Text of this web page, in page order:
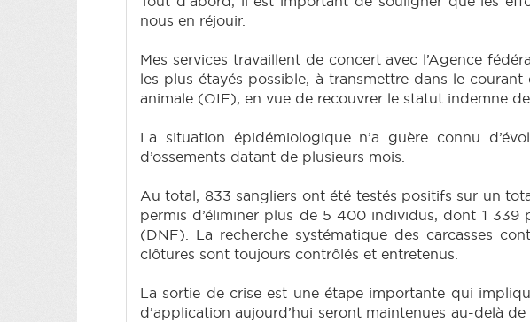
nous en réjouir.
Mes services travaillent de concert avec l’Agence
les plus étayés possible, à transmettre dans le
animale (OIE), en vue de recouvrer le statut indemne de
La situation épidémiologique n’a guère connu
d’ossements datant de plusieurs mois.
Au total, 833 sangliers ont été testés positifs sur un
permis d’éliminer plus de 5 400 individus, dont 1
(DNF). La recherche systématique des carcasses
clôtures sont toujours contrôlés et entretenus.
La sortie de crise est une étape importante qui
d’application aujourd’hui seront maintenues au-delà